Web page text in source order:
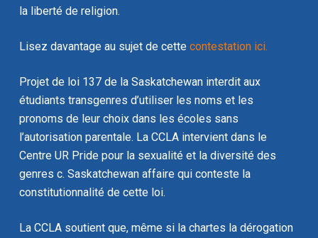
la liberté de religion.
Lisez davantage au sujet de cette contestation ici.
Projet de loi 137 de la Saskatchewan interdit aux
étudiants transgenres d’utiliser les noms et les
pronoms de leur choix dans les écoles sans
l’autorisation parentale. La CCLA intervient dans le
Centre UR Pride pour la sexualité et la diversité des
genres c. Saskatchewan affaire qui conteste la
constitutionnalité de cette loi.
La CCLA soutient que, même si la chartes la dérogation